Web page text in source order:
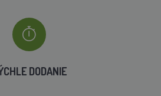
DODANIE